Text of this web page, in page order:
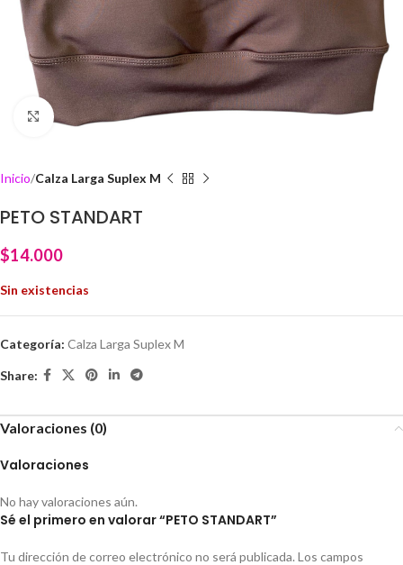
Click to enlarge
Inicio Calza Larga Suplex M
PETO STANDART
$14.000
Sin existencias
Categoría: Calza Larga Suplex M
Share:
Valoraciones (0)
Valoraciones
No hay valoraciones aún.
Sé el primero en valorar “PETO STANDART”
Tu dirección de correo electrónico no será publicada. Los campos